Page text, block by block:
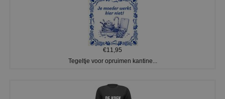
€11,95
Tegeltje voor opruimen kantine...